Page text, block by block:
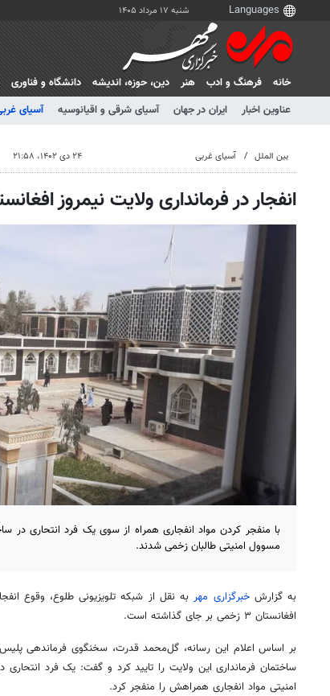
شنبه ۱۷ مرداد ۱۴۰۵
خانه فرهنگ و ادب هنر دين، حوزه، انديشه دانشگاه و فناوری
عناوین اخبار
ایران در جهان آسیای شرقی و اقیانوسیه آسیای
بین الملل آسیای غربی ۲۴ دی ۱۴۰۲، ۲۱:۵۸
انفجار در فرمانداری ولایت نیمروز
مسوول امنیتی طالبان زخمی شدند.
به گزارشخبرگزاری مهر به نقل از شبکه تلویزیونی طلوع، وقوع
افغانستان ۳ زخمی بر جای گذاشته است.
بر اساس اعلام این رسانه، گل‌محمد قدرت، سخنگوی فرماندهی پلیس
ساختمان فرمانداری این ولایت را تایید کرد و گفت: یک فرد
امنیتی مواد انفجاری همراهش را منفجر کرد.